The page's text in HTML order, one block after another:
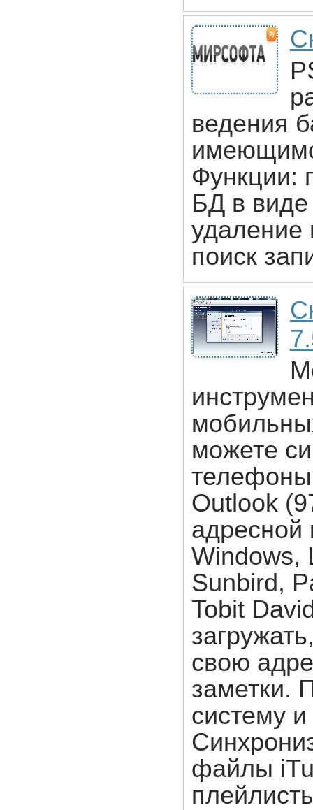
ведения
Функции:
БД в
удаление
поиск
можете
телефоны
Outlook
адресной
Windows,
Sunbird,
Tobit
свою
заметки.
систему
файлы